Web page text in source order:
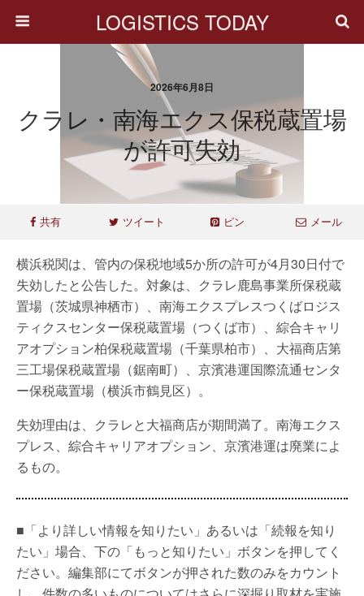
LOGISTICS TODAY
2026年6月8日
クラレ・南海エクス保税蔵置場
が許可失効
共有 ツイート ピン メール
横浜税関は、管内の保税地域5か所の許可が4月30日付で
失効したと公告した。対象は、クラレ鹿島事業所保税蔵
置場（茨城県神栖市）、南海エクスプレスつくばロジス
ティクスセンター保税蔵置場（つくば市）、綜合キャリ
アオプション柏保税蔵置場（千葉県柏市）、大福商店第
三工場保税蔵置場（鋸南町）、京濱港運国際流通センタ
ー保税蔵置場（横浜市鶴見区）。
失効理由は、クラレと大福商店が期間満了。南海エクス
プレス、綜合キャリアオプション、京濱港運は廃業によ
るもの。
■「より詳しい情報を知りたい」あるいは「続報を知り
たい」場合、下の「もっと知りたい」ボタンを押してく
ださい。編集部にてボタンが押された数のみをカウント